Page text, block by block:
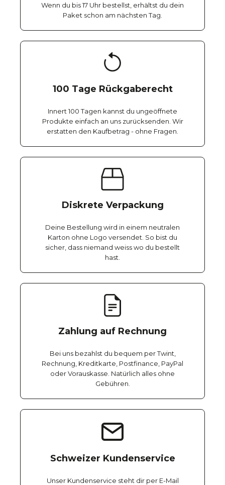
Wenn du bis 17 Uhr bestellst, erhältst du dein
Paket schon am nächsten Tag.
100 Tage Rückgaberecht
Innert 100 Tagen kannst du ungeöffnete
Produkte einfach an uns zurücksenden. Wir
erstatten den Kaufbetrag - ohne Fragen.
Diskrete Verpackung
Deine Bestellung wird in einem neutralen
Karton ohne Logo versendet. So bist du
sicher, dass niemand weiss wo du bestellt
hast.
Zahlung auf Rechnung
Bei uns bezahlst du bequem per Twint,
Rechnung, Kreditkarte, Postfinance, PayPal
oder Vorauskasse. Natürlich alles ohne
Gebühren.
Schweizer Kundenservice
Unser Kundenservice steht dir per E-Mail